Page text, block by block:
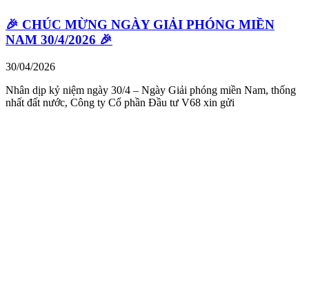
🎉 CHÚC MỪNG NGÀY GIẢI PHÓNG MIỀN
NAM 30/4/2026 🎉
30/04/2026
Nhân dịp kỷ niệm ngày 30/4 – Ngày Giải phóng miền Nam, thống
nhất đất nước, Công ty Cổ phần Đầu tư V68 xin gửi